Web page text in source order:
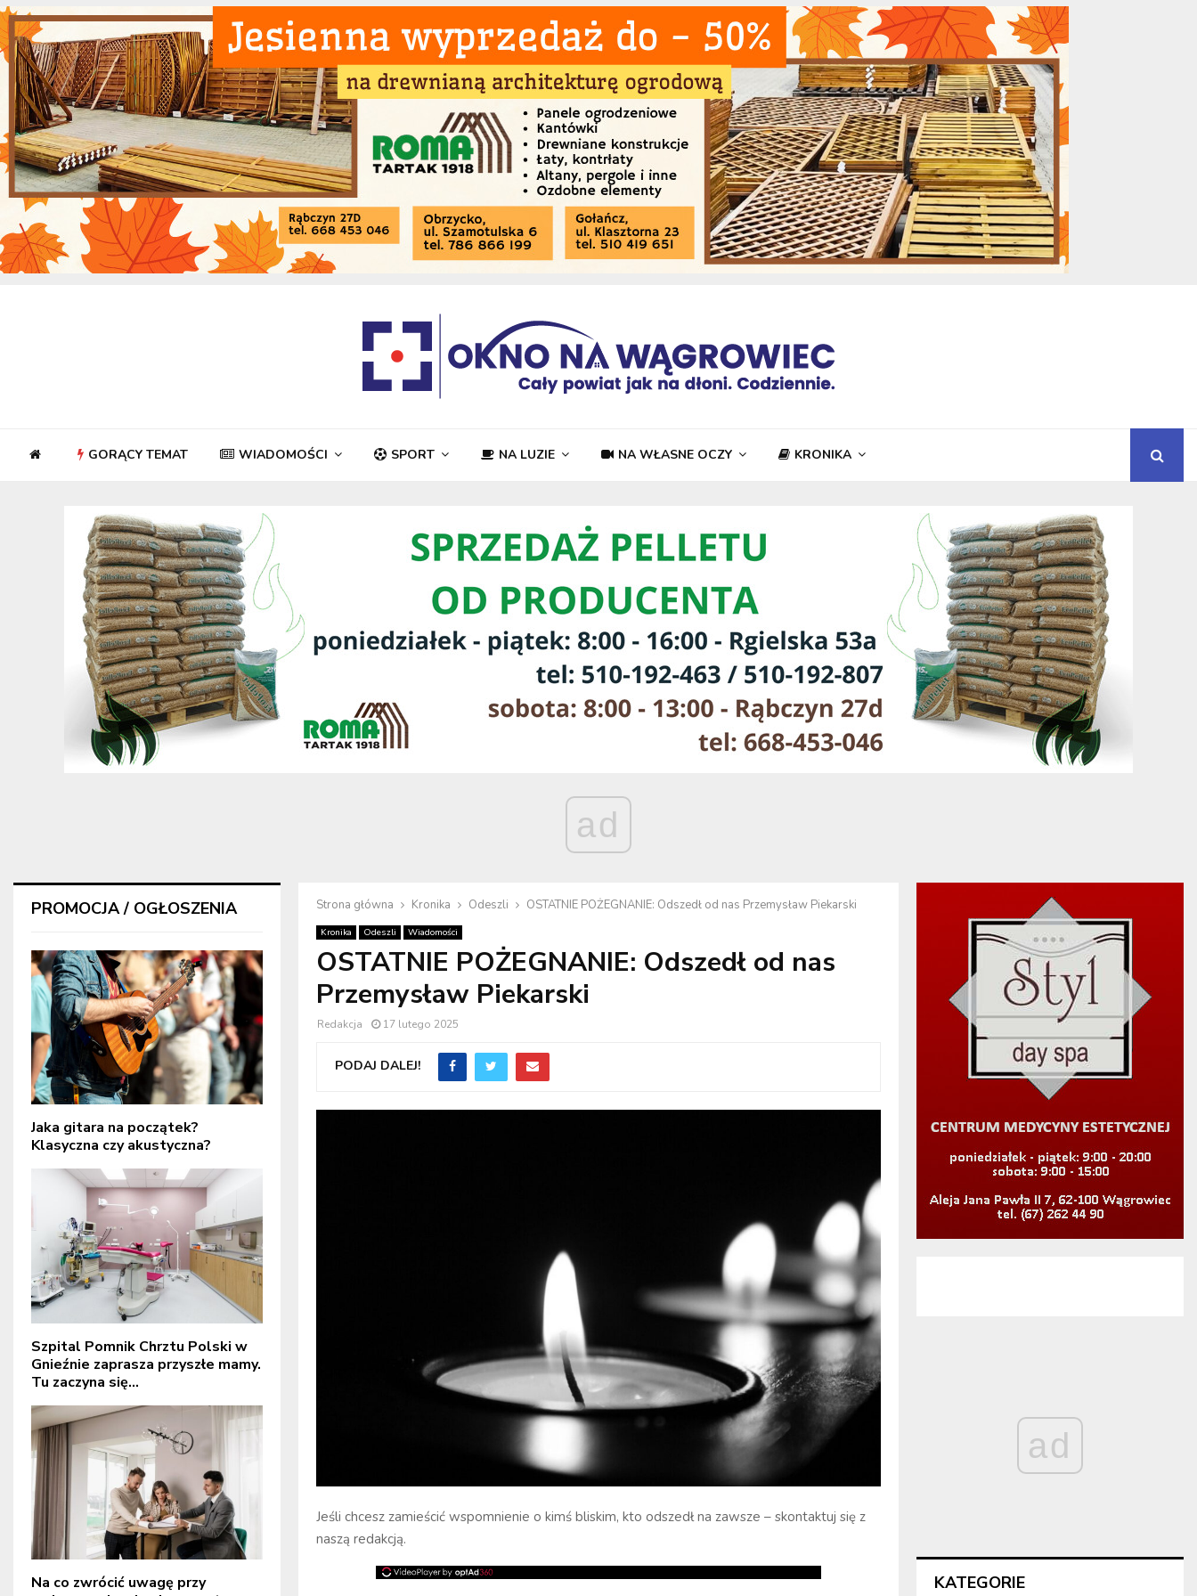
GORĄCY TEMAT WIADOMOŚCI SPORT NA LUZIE NA WŁASNE OCZY KRONIKA
ad
Strona główna Kronika Odeszli OSTATNIE POŻEGNANIE: Odszedł od nas Przemysław Piekarski
Kronika Odeszli Wiadomości
OSTATNIE POŻEGNANIE: Odszedł od nas
Przemysław Piekarski
Redakcja 17 lutego 2025
PODAJ DALEJ!
Jeśli chcesz zamieścić wspomnienie o kimś bliskim, kto odszedł na zawsze – skontaktuj się z
naszą redakcją.
PROMOCJA / OGŁOSZENIA
Jaka gitara na początek?
Klasyczna czy akustyczna?
Szpital Pomnik Chrztu Polski w
Gnieźnie zaprasza przyszłe mamy.
Tu zaczyna się...
Na co zwrócić uwagę przy
ad
KATEGORIE